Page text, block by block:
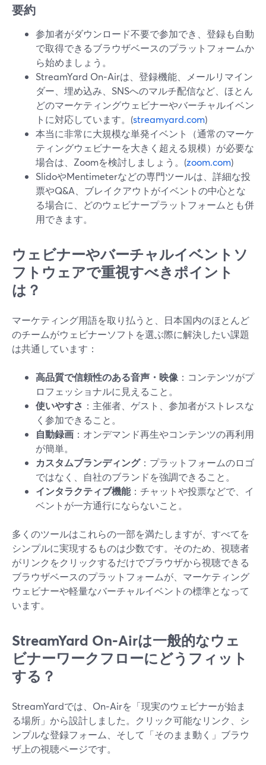
要約
参加者がダウンロード不要で参加でき、登録も自動
で取得できるブラウザベースのプラットフォームか
ら始めましょう。
StreamYard On‑Airは、登録機能、メールリマイン
ダー、埋め込み、SNSへのマルチ配信など、ほとん
どのマーケティングウェビナーやバーチャルイベン
トに対応しています。(streamyard.com)
本当に非常に大規模な単発イベント（通常のマーケ
ティングウェビナーを大きく超える規模）が必要な
場合は、Zoomを検討しましょう。(zoom.com)
SlidoやMentimeterなどの専門ツールは、詳細な投
票やQ&A、ブレイクアウトがイベントの中心とな
る場合に、どのウェビナープラットフォームとも併
用できます。
ウェビナーやバーチャルイベントソ
フトウェアで重視すべきポイント
は？
マーケティング用語を取り払うと、日本国内のほとんど
のチームがウェビナーソフトを選ぶ際に解決したい課題
は共通しています：
高品質で信頼性のある音声・映像 ：コンテンツがプ
ロフェッショナルに見えること。
使いやすさ ：主催者、ゲスト、参加者がストレスな
く参加できること。
自動録画 ：オンデマンド再生やコンテンツの再利用
が簡単。
カスタムブランディング：プラットフォームのロゴ
ではなく、自社のブランドを強調できること。
インタラクティブ機能：チャットや投票などで、イ
ベントが一方通行にならないこと。
多くのツールはこれらの一部を満たしますが、すべてを
シンプルに実現するものは少数です。そのため、視聴者
がリンクをクリックするだけでブラウザから視聴できる
ブラウザベースのプラットフォームが、マーケティング
ウェビナーや軽量なバーチャルイベントの標準となって
います。
StreamYard On‑Airは一般的なウェ
ビナーワークフローにどうフィット
する？
StreamYardでは、On‑Airを「現実のウェビナーが始ま
る場所」から設計しました。クリック可能なリンク、シ
ンプルな登録フォーム、そして「そのまま動く」ブラウ
ザ上の視聴ページです。